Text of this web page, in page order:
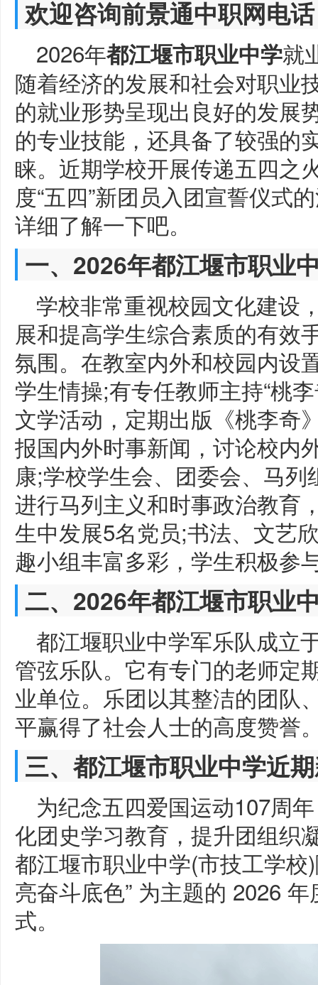
欢迎咨询前景通中职网电
2026年都江堰市职业中学就
随着经济的发展和社会对职业
的就业形势呈现出良好的发展
的专业技能，还具备了较强的
睐。近期学校开展传递五四之
度“五四”新团员入团宣誓仪式
详细了解一下吧。
一、2026年都江堰市职业
学校非常重视校园文化建设
展和提高学生综合素质的有效
氛围。在教室内外和校园内设
学生情操;有专任教师主持“桃
文学活动，定期出版《桃李奇
报国内外时事新闻，讨论校内
康;学校学生会、团委会、马
进行马列主义和时事政治教育
生中发展5名党员;书法、文艺
趣小组丰富多彩，学生积极参
二、2026年都江堰市职业
都江堰职业中学军乐队成立
管弦乐队。它有专门的老师定
业单位。乐团以其整洁的团队
平赢得了社会人士的高度赞誉
三、都江堰市职业中学近
为纪念五四爱国运动107周
化团史学习教育，提升团组织
都江堰市职业中学(市技工学
亮奋斗底色” 为主题的 2026
式。